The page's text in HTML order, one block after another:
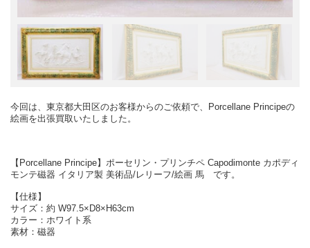
今回は、東京都大田区のお客様からのご依頼で、Porcellane Principeの
絵画を出張買取いたしました。
【Porcellane Principe】ポーセリン・プリンチペ Capodimonte カポディ
モンテ磁器 イタリア製 美術品/レリーフ/絵画 馬 です。
【仕様】
サイズ：約 W97.5×D8×H63cm
カラー：ホワイト系
素材：磁器